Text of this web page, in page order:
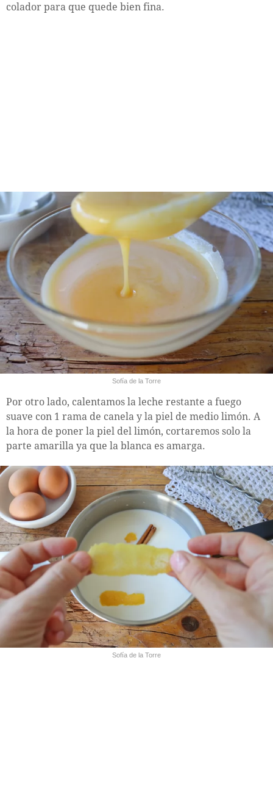
colador para que quede bien fina.
Sofía de la Torre
Por otro lado, calentamos la leche restante a fuego
suave con 1 rama de canela y la piel de medio limón. A
la hora de poner la piel del limón, cortaremos solo la
parte amarilla ya que la blanca es amarga.
Sofía de la Torre